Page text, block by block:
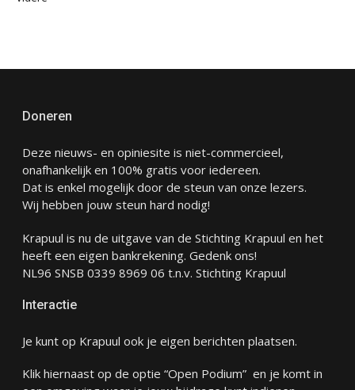
Doneren
Deze nieuws- en opiniesite is niet-commercieel,
onafhankelijk en 100% gratis voor iedereen.
Dat is enkel mogelijk door de steun van onze lezers.
Wij hebben jouw steun hard nodig!
Krapuul is nu de uitgave van de Stichting Krapuul en het
heeft een eigen bankrekening. Gedenk ons!
NL96 SNSB 0339 8969 06 t.n.v. Stichting Krapuul
Interactie
Je kunt op Krapuul ook je eigen berichten plaatsen.
Klik hiernaast op de optie “Open Podium” en je komt in